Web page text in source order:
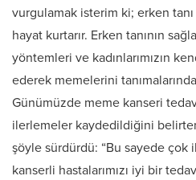
vurgulamak isterim ki; erken
hayat kurtarır. Erken tanının
yöntemleri ve kadınlarımızın
ederek memelerini
Günümüzde meme kanseri
ilerlemeler kaydedildiğini
şöyle sürdürdü: “Bu sayede çok
kanserli hastalarımızı iyi bir